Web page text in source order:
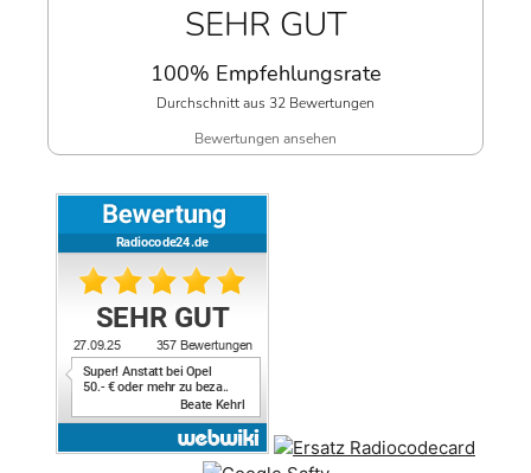
SEHR GUT
100% Empfehlungsrate
Durchschnitt aus 32 Bewertungen
Bewertungen ansehen